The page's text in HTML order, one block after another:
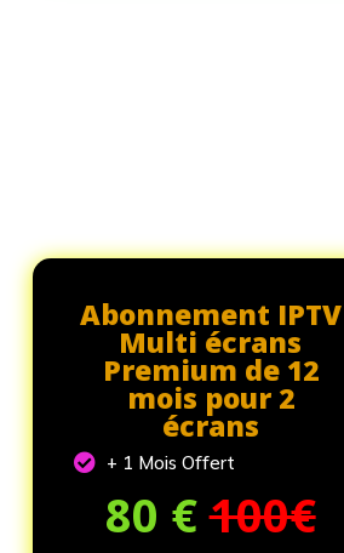
Abonnement IPTV
Multi écrans
Premium de 12
mois pour 2
écrans
 + 1 Mois Offert
80 €100€